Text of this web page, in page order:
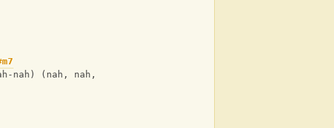
nah) (nah, nah, nah)